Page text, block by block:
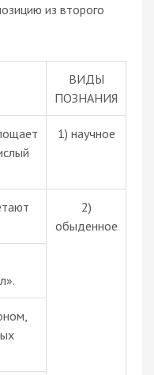
из второго
ВИДЫ
ПОЗНАНИЯ
1) научное
2)
обыденное